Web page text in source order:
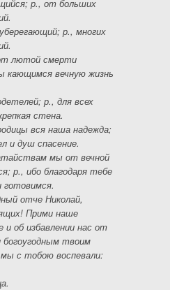
р., от больших
р., многих
лютой смерти
кающимся вечную жизнь
р., для всех
стена.
вся наша надежда;
и душ спасение.
мы от вечной
р., ибо благодаря тебе
готовимся.
отче Николай,
Прими наше
об избавлении нас от
богоугодным твоим
с тобою воспевали: